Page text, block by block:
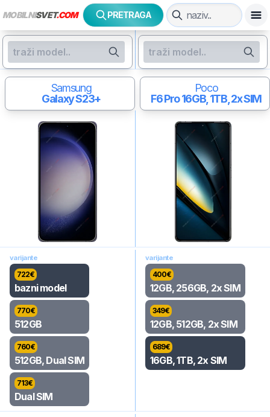
MOBILNISVET.COM PRETRAGA
Samsung
Galaxy S23+
Poco
F6 Pro16GB, 1TB, 2x SIM
varijante
722€
bazni model
770€
512GB
760€
512GB, Dual SIM
713€
Dual SIM
varijante
400€
12GB, 256GB, 2x SIM
349€
12GB, 512GB, 2x SIM
689€
16GB, 1TB, 2x SIM